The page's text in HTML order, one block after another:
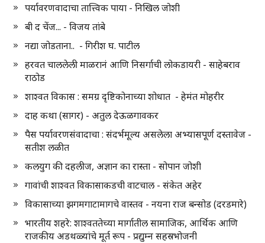
पर्यावरणवादाचा तात्त्विक पाया - निखिल जोशी
बी द चेंज... - विजय तांबे
नद्या जोडताना.. - गिरीश घ. पाटील
हरवत चाललेली माळरानं आणि निसर्गाची लोकडायरी - साहेबराव
राठोड
शाश्वत विकास : समग्र दृष्टिकोनाच्या शोधात - हेमंत मोहरीर
दाह कथा (सागर) - अतुल देऊळगावकर
पैस पर्यावरणसंवादाचा : संदर्भमूल्य असलेला अभ्यासपूर्ण दस्तावेज -
सतीश लळीत
कलयुग की दहलीज, अज्ञान का रास्ता - सोपान जोशी
गावांची शाश्वत विकासाकडची वाटचाल - संकेत अहेर
विकासाच्या झगमगाटामागचे वास्तव - नयना राज बन्सोड (दरडमारे)
भारतीय शहरे: शाश्वततेच्या मार्गातील सामाजिक, आर्थिक आणि
राजकीय अडथळ्यांचे मूर्त रूप - प्रद्युम्न सहस्रभोजनी